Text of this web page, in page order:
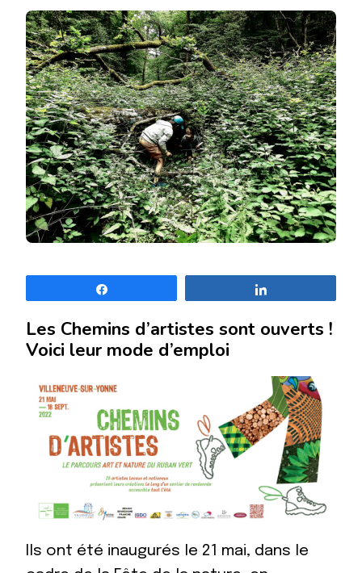
DU
RUBAN
VERT
N°
29
–
MAI-
JUIN
2022
Les Chemins d’artistes sont ouverts !
Voici leur mode d’emploi
Ils ont été inaugurés le 21 mai, dans le